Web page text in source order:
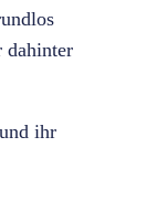
dahinter
ihr